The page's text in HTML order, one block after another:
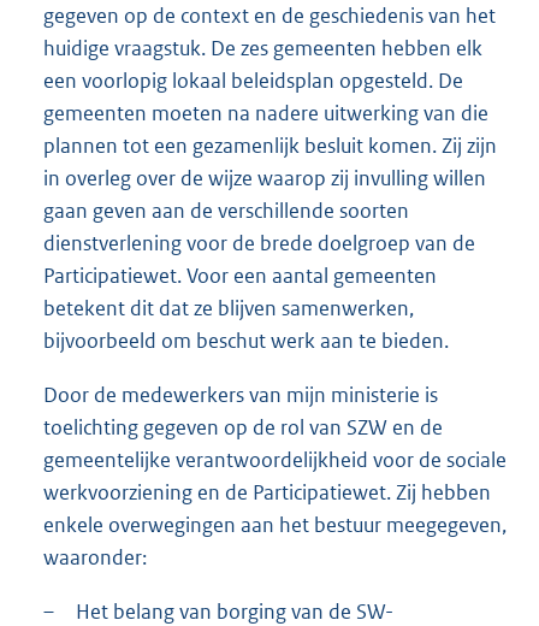
gegeven op de context en de geschiedenis van het
huidige vraagstuk. De zes gemeenten hebben elk
een voorlopig lokaal beleidsplan opgesteld. De
gemeenten moeten na nadere uitwerking van die
plannen tot een gezamenlijk besluit komen. Zij zijn
in overleg over de wijze waarop zij invulling willen
gaan geven aan de verschillende soorten
dienstverlening voor de brede doelgroep van de
Participatiewet. Voor een aantal gemeenten
betekent dit dat ze blijven samenwerken,
bijvoorbeeld om beschut werk aan te bieden.
Door de medewerkers van mijn ministerie is
toelichting gegeven op de rol van SZW en de
gemeentelijke verantwoordelijkheid voor de sociale
werkvoorziening en de Participatiewet. Zij hebben
enkele overwegingen aan het bestuur meegegeven,
waaronder:
–
Het belang van borging van de SW-